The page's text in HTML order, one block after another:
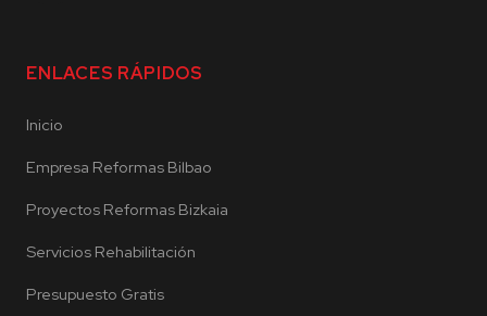
ENLACES RÁPIDOS
Inicio
Empresa Reformas Bilbao
Proyectos Reformas Bizkaia
Servicios Rehabilitación
Presupuesto Gratis